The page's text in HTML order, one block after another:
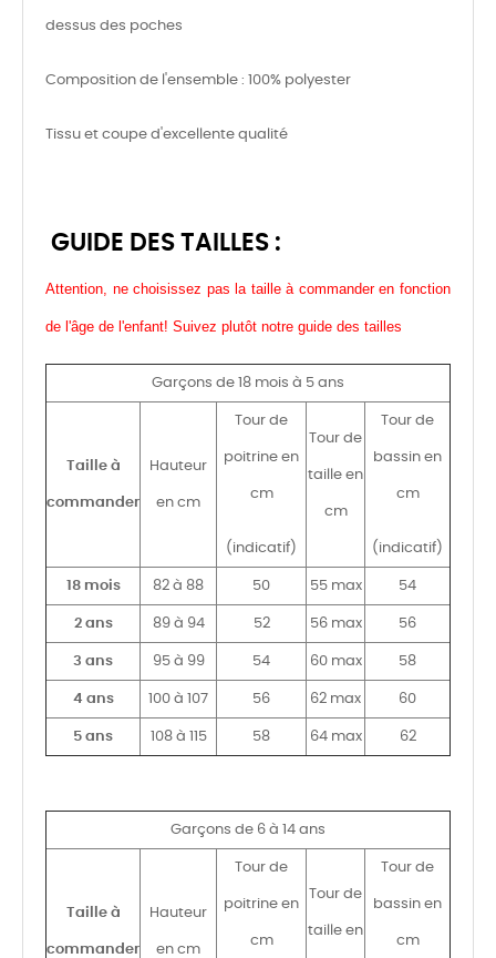
dessus des poches
Composition de l'ensemble : 100% polyester
Tissu et coupe d'excellente qualité
GUIDE DES TAILLES :
Attention, ne choisissez pas la taille à commander en fonction
de l'âge de l'enfant! Suivez plutôt notre guide des tailles
Garçons de 18 mois à 5 ans
Taille à
commander
Hauteur
en cm
Tour de
poitrine en
cm
(indicatif)
Tour de
taille en
cm
Tour de
bassin en
cm
(indicatif)
18 mois 82 à 88 50 55 max 54
2 ans 89 à 94 52 56 max 56
3 ans 95 à 99 54 60 max 58
4 ans 100 à 107 56 62 max 60
5 ans 108 à 115 58 64 max 62
Garçons de 6 à 14 ans
Taille à
commander
Hauteur
en cm
Tour de
poitrine en
cm
Tour de
taille en
Tour de
bassin en
cm